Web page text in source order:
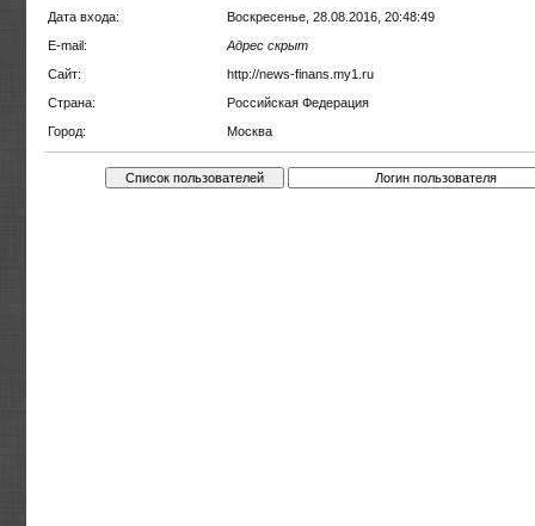
Дата входа:
Воскресенье, 28.08.2016, 20:48:49
E-mail:
Адрес скрыт
Сайт:
http://news-finans.my1.ru
Страна:
Российская Федерация
Город:
Москва